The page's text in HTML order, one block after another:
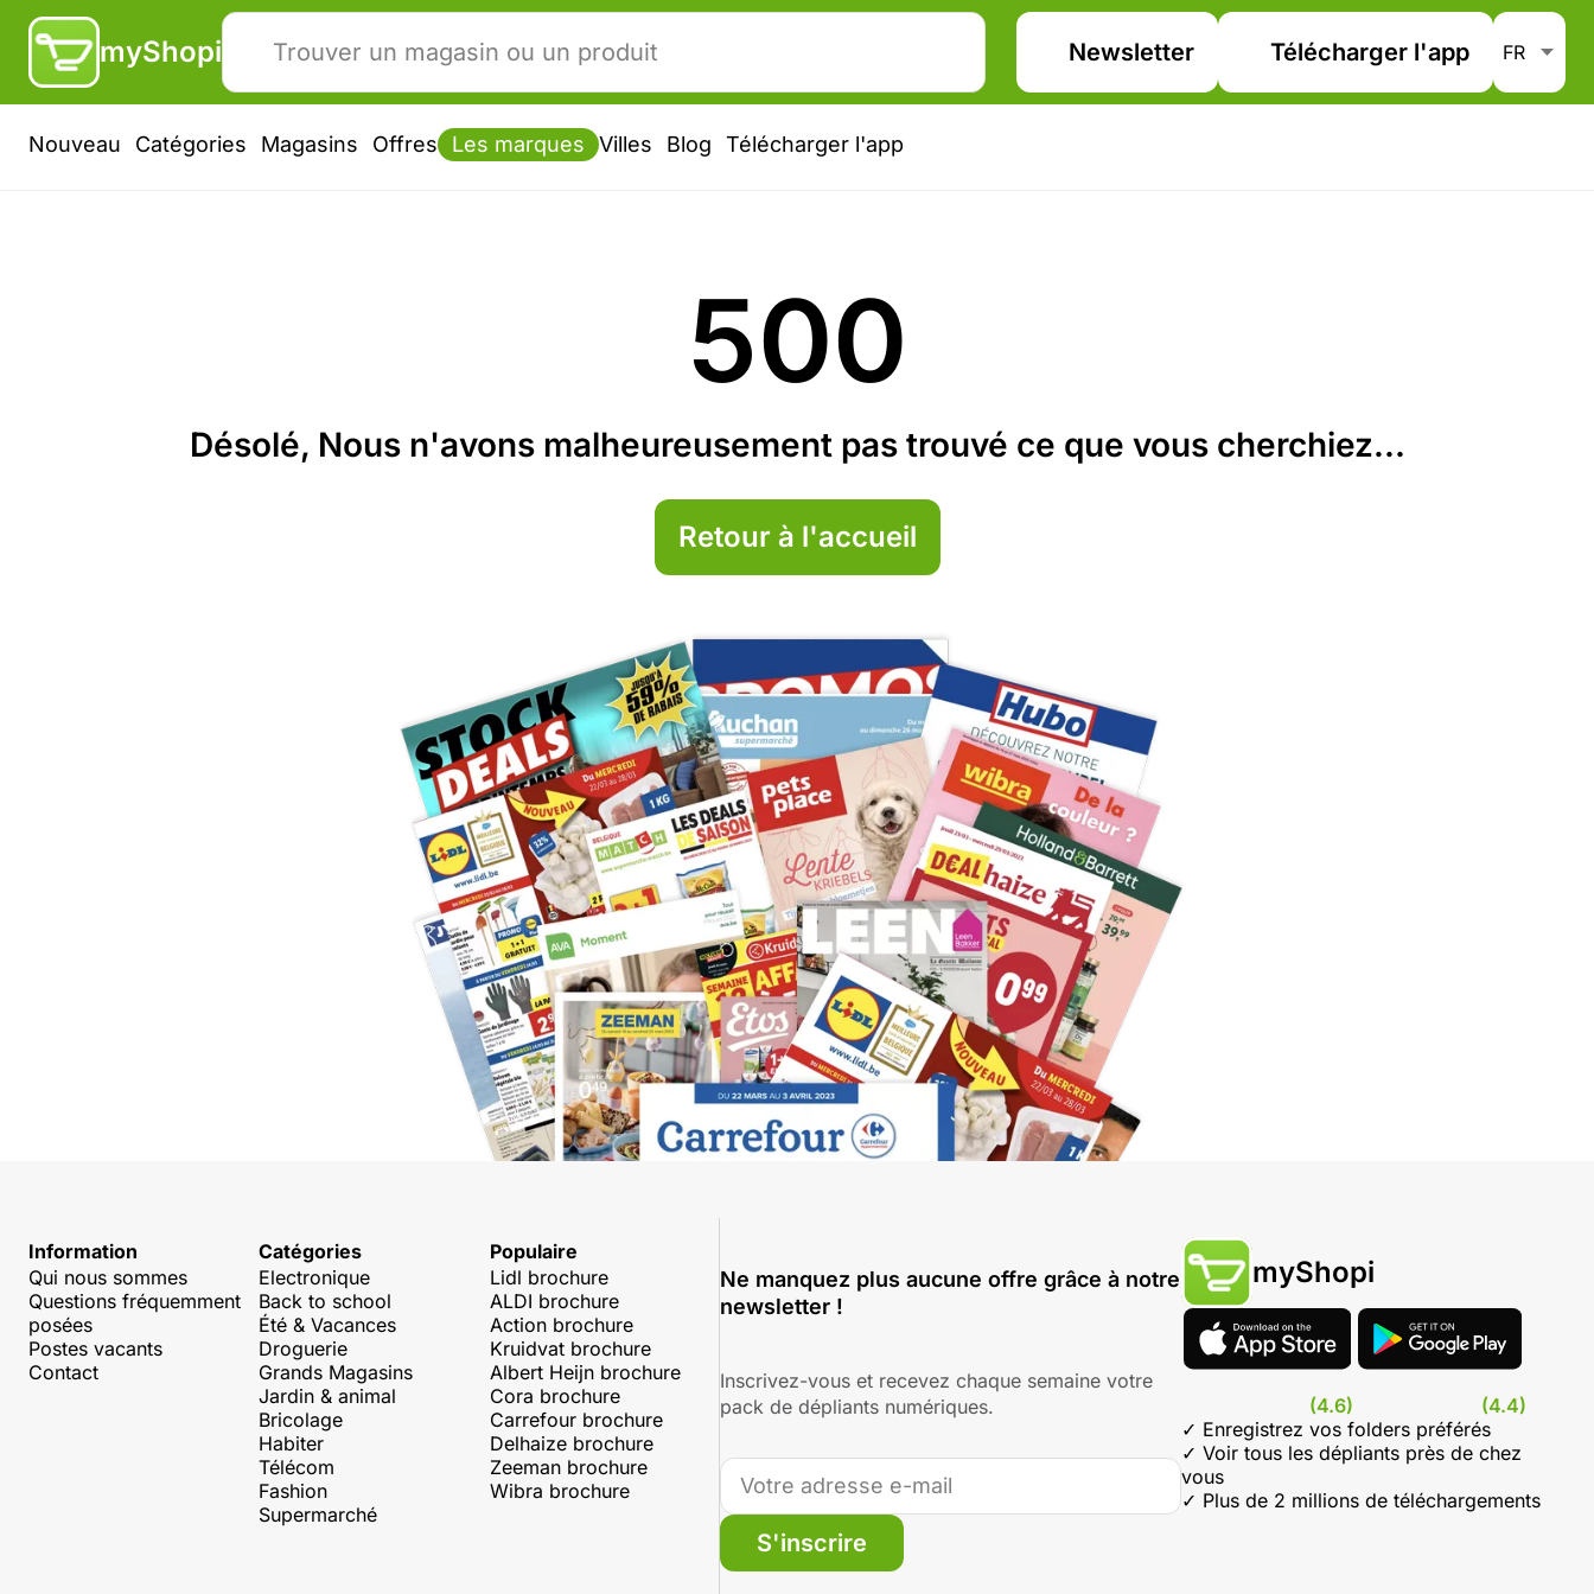
myShopi Newsletter Télécharger l'app
Nouveau Catégories Magasins Offres Les marques Villes Blog Télécharger l'app
500
Désolé, Nous n'avons malheureusement pas trouvé ce que vous cherchiez...
Retour à l'accueil
Information
Qui nous sommes
Questions fréquemment
posées
Postes vacants
Contact
Catégories
Electronique
Back to school
Été & Vacances
Droguerie
Grands Magasins
Jardin & animal
Bricolage
Habiter
Télécom
Fashion
Supermarché
Populaire
Lidl brochure
ALDI brochure
Action brochure
Kruidvat brochure
Albert Heijn brochure
Cora brochure
Carrefour brochure
Delhaize brochure
Zeeman brochure
Wibra brochure
Ne manquez plus aucune offre grâce à notre
newsletter !
Inscrivez-vous et recevez chaque semaine votre
pack de dépliants numériques.
S'inscrire
myShopi
(4.6)
(4.4)
✓ Enregistrez vos folders préférés
✓ Voir tous les dépliants près de chez
vous
✓ Plus de 2 millions de téléchargements